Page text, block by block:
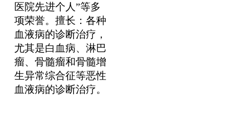
医院先进个人”等多
项荣誉。擅长：各种
血液病的诊断治疗，
尤其是白血病、淋巴
瘤、骨髓瘤和骨髓增
生异常综合征等恶性
血液病的诊断治疗。